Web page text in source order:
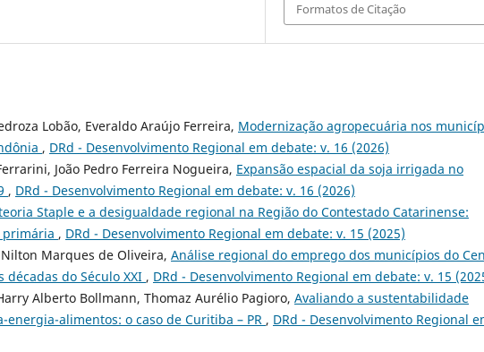
Formatos de Citação
Lobão, Everaldo Araújo Ferreira, Modernização agropecuária nos
, DRd - Desenvolvimento Regional em debate: v. 16 (2026)
João Pedro Ferreira Nogueira, Expansão espacial da soja irrigada no
, DRd - Desenvolvimento Regional em debate: v. 16 (2026)
Staple e a desigualdade regional na Região do Contestado Catarinense:
primária , DRd - Desenvolvimento Regional em debate: v. 15 (2025)
Marques de Oliveira, Análise regional do emprego dos municípios do
do Século XXI , DRd - Desenvolvimento Regional em debate: v. 15
Alberto Bollmann, Thomaz Aurélio Pagioro, Avaliando a sustentabilidade
alimentos: o caso de Curitiba – PR , DRd - Desenvolvimento Regional